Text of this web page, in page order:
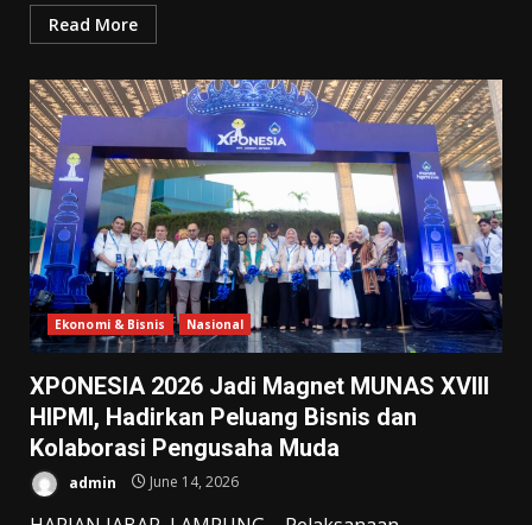
Read More
Ekonomi & Bisnis Nasional
XPONESIA 2026 Jadi Magnet MUNAS XVIII
HIPMI, Hadirkan Peluang Bisnis dan
Kolaborasi Pengusaha Muda
admin June 14, 2026